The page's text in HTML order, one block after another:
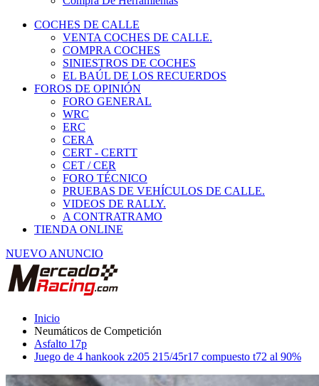
COCHES DE CALLE
VENTA COCHES DE CALLE.
COMPRA COCHES
SINIESTROS DE COCHES
EL BAÚL DE LOS RECUERDOS
FOROS DE OPINIÓN
FORO GENERAL
WRC
ERC
CERA
CERT - CERTT
CET / CER
FORO TÉCNICO
PRUEBAS DE VEHÍCULOS DE CALLE.
VIDEOS DE RALLY.
A CONTRATRAMO
TIENDA ONLINE
NUEVO ANUNCIO
Neumáticos de Competición
Asfalto 17p
Juego de 4 hankook z205 215/45r17 compuesto t72 al 90%